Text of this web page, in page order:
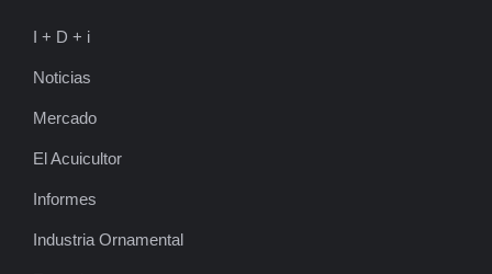
I + D + i
Noticias
Mercado
El Acuicultor
Informes
Industria Ornamental